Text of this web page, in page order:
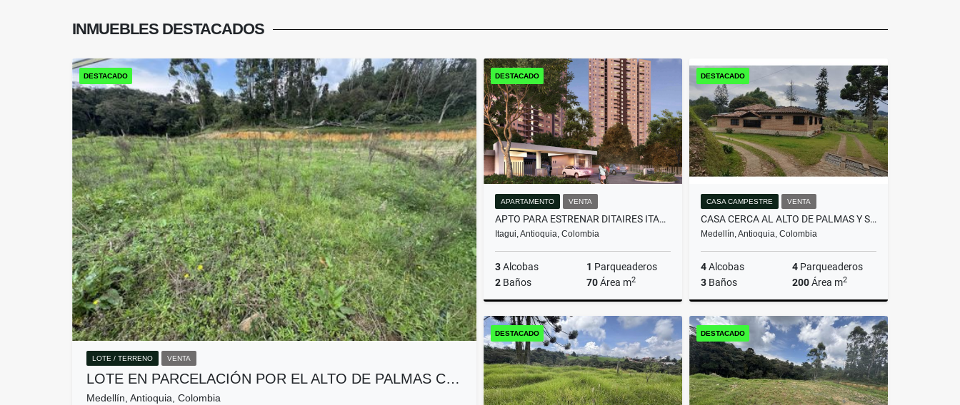
INMUEBLES DESTACADOS
DESTACADO
LOTE / TERRENO VENTA
LOTE EN PARCELACIÓN POR EL ALTO DE PALMAS C…
Medellín, Antioquia, Colombia
DESTACADO
APARTAMENTO VENTA
APTO PARA ESTRENAR DITAIRES ITAGUI
Itagui, Antioquia, Colombia
3Alcobas 1 Parqueaderos
2 Baños 70Área m2
Venta
$550.000.000
DESTACADO
CASA CAMPESTRE VENTA
CASA CERCA AL ALTO DE PALMAS Y SANTA ELENA
Medellín, Antioquia, Colombia
4Alcobas 4 Parqueaderos
3 Baños 200Área m2
Venta
$1.200.000.000
DESTACADO DESTACADO